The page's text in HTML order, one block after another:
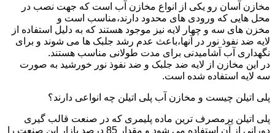
مخازن آسان رو یکی از انواع مخازن آب است که جهت نصب در
محل هایی که ورودی های محدود دارند،مناسب است و
مخزن های سه و چهار لایه نیز موجود هستند که به دلیل استفاده از
لایه ضد نفوذ نور در آنها،باعث عدم رشد جلبک ها می شوند و برای
نگهداری آب آشامیدنی برای مدت طولانی مناسب هستند.
در این مخازن از لایه ضد جلبک و ضد نفوذ نور خورشید به صورت
سه لایه استفاده شده است.
پلی اتیلن چیست و مخازن آب پلی اتیلن چه انواعی دارند؟
پلی اتیلن پرمصرف ترین ماده پلیمری که در صنعت قالب گیری
دورانی از آن استفاده می شود و مقدار 85 درصد بازار این صنعت را